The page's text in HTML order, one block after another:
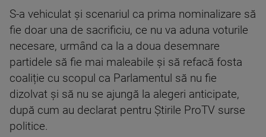
S-a vehiculat și scenariul ca prima nominalizare să
fie doar una de sacrificiu, ce nu va aduna voturile
necesare, urmând ca la a doua desemnare
partidele să fie mai maleabile și să refacă fosta
coaliție cu scopul ca Parlamentul să nu fie
dizolvat și să nu se ajungă la alegeri anticipate,
după cum au declarat pentru Știrile ProTV surse
politice.